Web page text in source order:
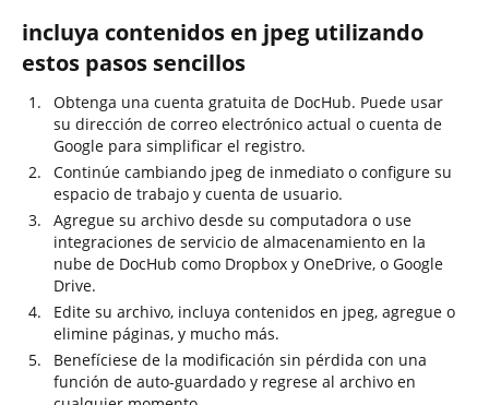
incluya contenidos en jpeg utilizando
estos pasos sencillos
Obtenga una cuenta gratuita de DocHub. Puede usar
su dirección de correo electrónico actual o cuenta de
Google para simplificar el registro.
Continúe cambiando jpeg de inmediato o configure su
espacio de trabajo y cuenta de usuario.
Agregue su archivo desde su computadora o use
integraciones de servicio de almacenamiento en la
nube de DocHub como Dropbox y OneDrive, o Google
Drive.
Edite su archivo, incluya contenidos en jpeg, agregue o
elimine páginas, y mucho más.
Benefíciese de la modificación sin pérdida con una
función de auto-guardado y regrese al archivo en